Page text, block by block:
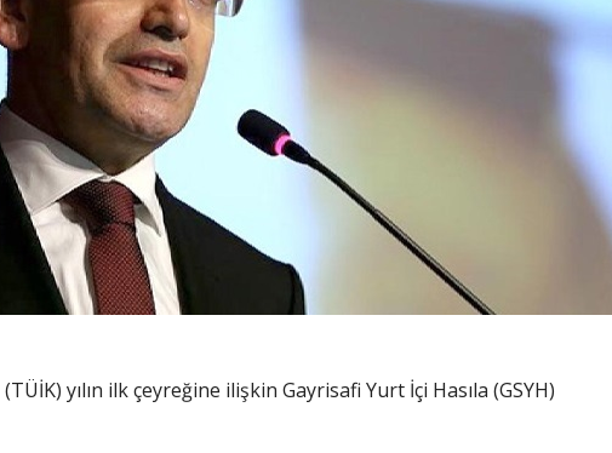
yılın ilk çeyreğine ilişkin Gayrisafi Yurt İçi Hasıla (GSYH)